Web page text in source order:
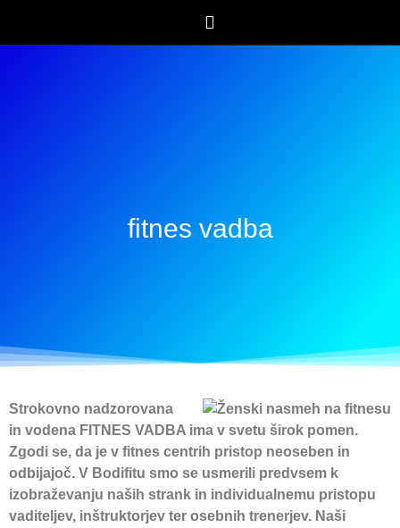
fitnes vadba
Strokovno nadzorovana
in vodena FITNES VADBA ima v svetu širok pomen.
Zgodi se, da je v fitnes centrih pristop neoseben in
odbijajoč. V Bodifitu smo se usmerili predvsem k
izobraževanju naših strank in individualnemu pristopu
vaditeljev, inštruktorjev ter osebnih trenerjev. Naši